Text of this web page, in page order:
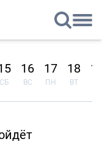
СБ
16
ВС
17
ПН
18
ВТ